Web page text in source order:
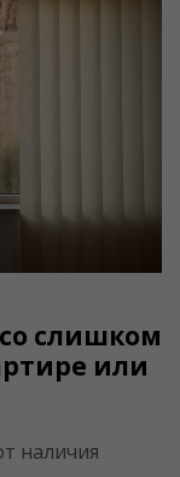
слишком
или
наличия